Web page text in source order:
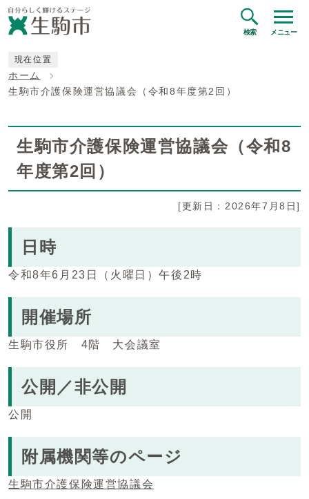
検索 メニュー
現在位置
ホーム
生駒市介護保険運営協議会（令和8年度第2回）
生駒市介護保険運営協議会（令和8
年度第2回）
[更新日：2026年7月8日]
日時
令和8年6月23日（火曜日）午後2時
開催場所
生駒市役所 4階 大会議室
公開／非公開
公開
附属機関等のページ
生駒市介護保険運営協議会